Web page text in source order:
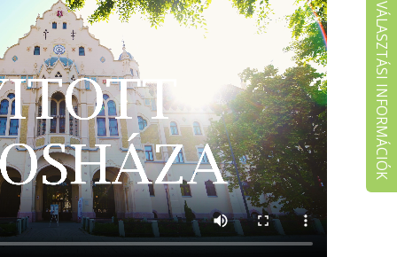
VÁLASZTÁSI INFORMÁCIÓK